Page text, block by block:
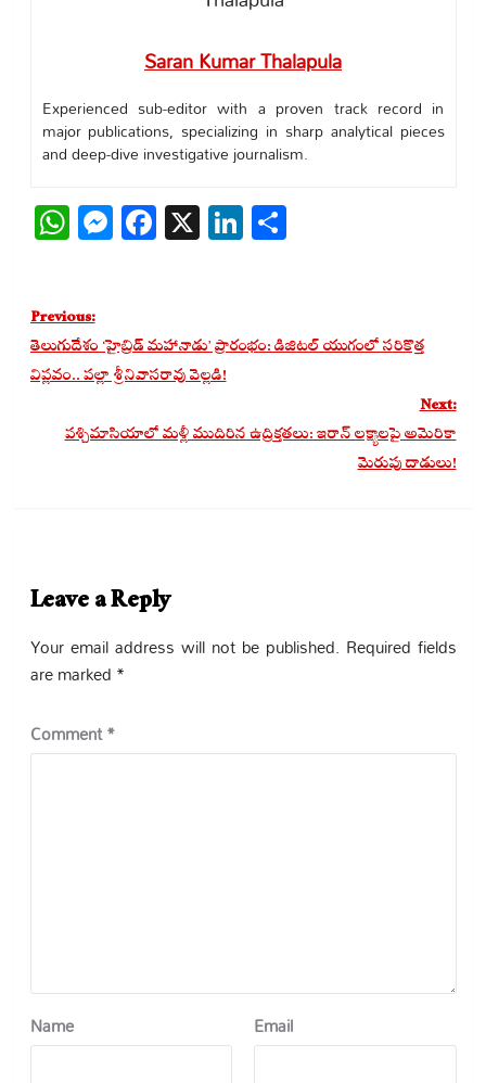
Saran Kumar Thalapula
Experienced sub-editor with a proven track record in
major publications, specializing in sharp analytical pieces
and deep-dive investigative journalism.
WhatsApp
Messenger
Facebook
X LinkedIn
Share
Post
navigation
Previous:
తెలుగుదేశం ‘హైబ్రిడ్ మహానాడు’ ప్రారంభం: డిజిటల్ యుగంలో సరికొత్త
విప్లవం.. పల్లా శ్రీనివాసరావు వెల్లడి!
Next:
పశ్చిమాసియాలో మళ్లీ ముదిరిన ఉద్రిక్తతలు: ఇరాన్ లక్ష్యాలపై అమెరికా
మెరుపు దాడులు!
Leave a Reply
Your email address will not be published. Required fields
are marked *
Comment*
Name Email